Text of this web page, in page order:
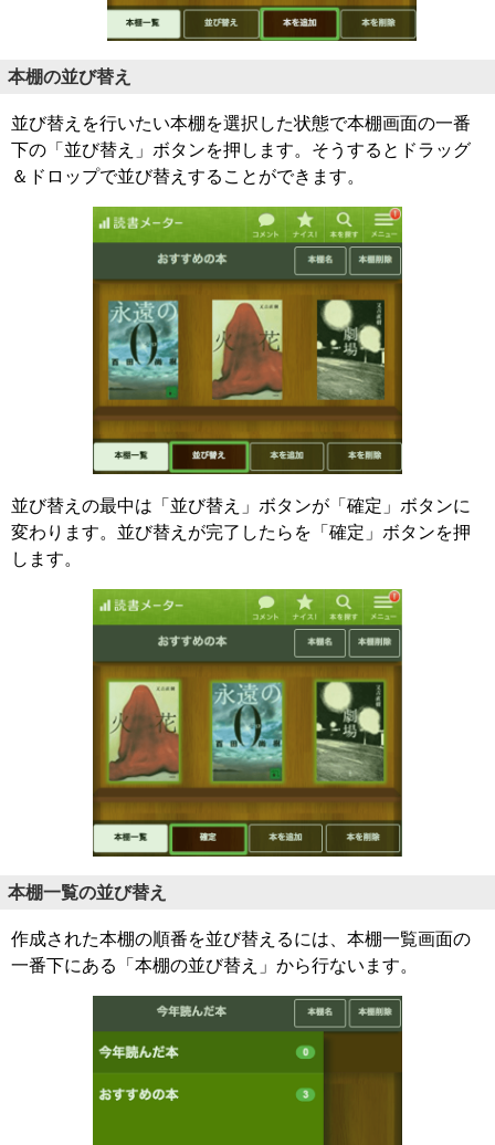
本棚の並び替え
並び替えを行いたい本棚を選択した状態で本棚画面の一番
下の「並び替え」ボタンを押します。そうするとドラッグ
＆ドロップで並び替えすることができます。
並び替えの最中は「並び替え」ボタンが「確定」ボタンに
変わります。並び替えが完了したらを「確定」ボタンを押
します。
本棚一覧の並び替え
作成された本棚の順番を並び替えるには、本棚一覧画面の
一番下にある「本棚の並び替え」から行ないます。